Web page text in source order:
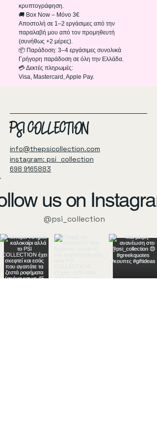
κρυπτογράφηση.
🚚 Box Now – Μόνο 3€
Αποστολή σε 1–2 εργάσιμες από την
παραλαβή μου από τον προμηθευτή
(συνήθως +2 μέρες).
📦 Παράδοση: 3–4 εργάσιμες συνολικά
Γρήγορη παράδοση σε όλη την Ελλάδα.
💳 Δεκτές πληρωμές:
Visa, Mastercard, Apple Pay.
PSI COLLECTION
info@thepsicollection.com
instagram: psi_collection
698 9165883
us on
@psi_collection